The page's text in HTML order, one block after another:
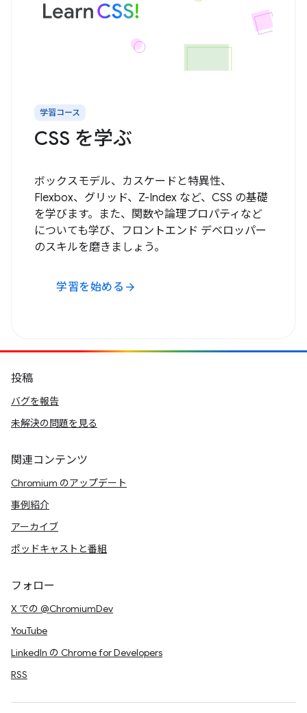
学習コース
CSS を学ぶ
ボックスモデル、カスケードと特異性、
Flexbox、グリッド、Z-Index など、CSS の基礎
を学びます。また、関数や論理プロパティなど
についても学び、フロントエンド デベロッパー
のスキルを磨きましょう。
学習を始める arrow_forward
投稿
バグを報告
未解決の問題を見る
関連コンテンツ
Chromium のアップデート
事例紹介
アーカイブ
ポッドキャストと番組
フォロー
X での @ChromiumDev
YouTube
LinkedIn の Chrome for Developers
RSS